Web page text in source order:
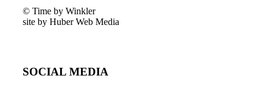
© Time by Winkler
site by Huber Web Media
SOCIAL MEDIA